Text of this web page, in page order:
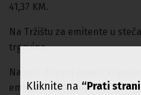
41,37 KM.
Na Tržištu za emitente u
trgovine.
Najveći dnevni porast
emitenta ASA BANKA DD
Kliknite na “Prati